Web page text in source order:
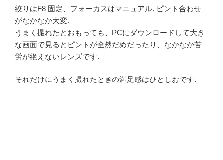
絞りはF8 固定、フォーカスはマニュアル. ピント合わせ
がなかなか大変.
うまく撮れたとおもっても、PCにダウンロードして大き
な画面で見るとピントが全然だめだったり、なかなか苦
労が絶えないレンズです.
それだけにうまく撮れたときの満足感はひとしおです.